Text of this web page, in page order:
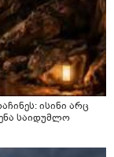
ისინი არც
საიდუმლო